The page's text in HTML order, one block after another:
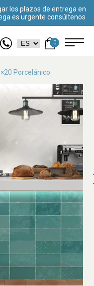
los plazos de entrega en
es urgente consúltenos
0
Porcelánico